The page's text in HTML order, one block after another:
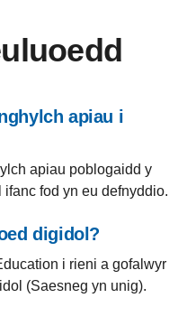
apiau i
apiau poblogaidd y
fod yn eu defnyddio.
digidol?
i rieni a gofalwyr
(Saesneg yn unig).